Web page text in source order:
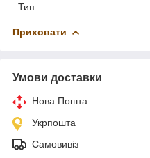
Тип
Приховати
Умови доставки
Нова Пошта
Укрпошта
Самовивіз